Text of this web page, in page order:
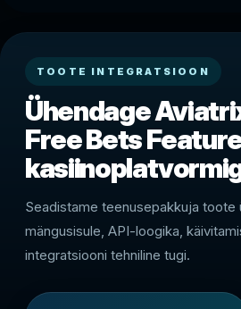
TOOTE INTEGRATSIOON
Ühendage
Free Bets
Seadistame teenusepakkuja toote
mängusisule, API-loogika,
integratsiooni tehniline tugi.